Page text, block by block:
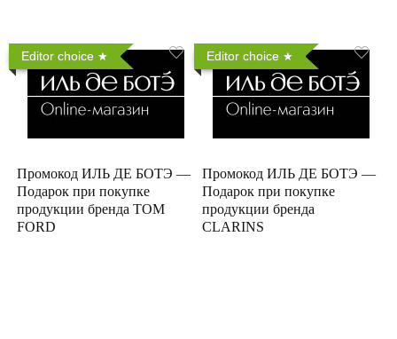
Editor choice
Промокод ИЛЬ ДЕ БОТЭ —
Подарок при покупке
продукции бренда TOM
FORD
Editor choice
Промокод ИЛЬ ДЕ БОТЭ —
Подарок при покупке
продукции бренда
CLARINS